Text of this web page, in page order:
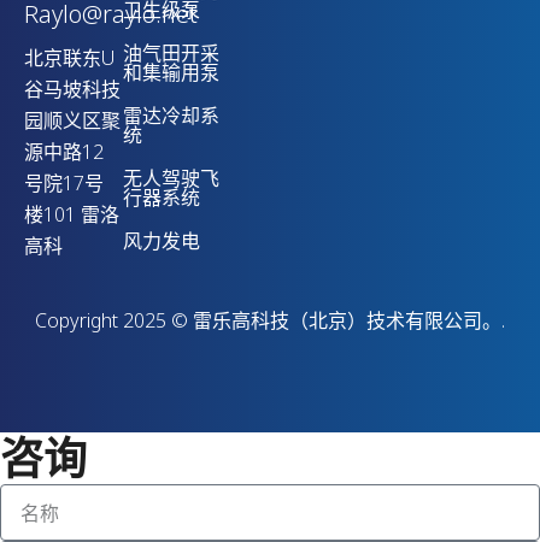
Raylo@raylo.net
北京联东U
谷马坡科技
园顺义区聚
源中路12
号院17号
楼101 雷洛
高科
卫生级泵
油气田开采
和集输用泵
雷达冷却系
统
无人驾驶飞
行器系统
风力发电
Copyright 2025 © 雷乐高科技（北京）技术有限公司。.
咨询